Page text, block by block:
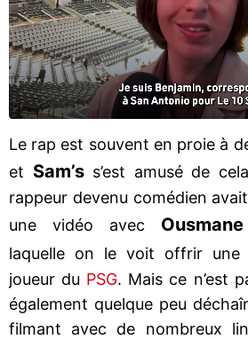
Le rap est souvent en proie à
et Sam’ss’est amusé de
rappeur devenu comédien
une vidéo avec
laquelle on le voit offrir une
joueur du PSG. Mais ce n’est
également quelque peu
filmant avec de nombreux